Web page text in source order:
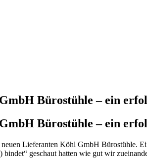
Bürostühle – ein
Bürostühle – ein
Lieferanten Köhl GmbH Bürostühle.
geschaut hatten wie gut wir